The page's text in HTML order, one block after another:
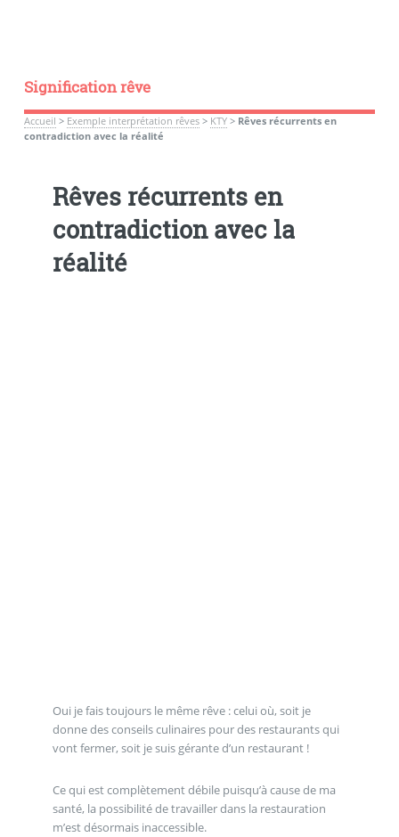
Signification rêve
Accueil > Exemple interprétation rêves> KTY> Rêves récurrents en
contradiction avec la réalité
Rêves récurrents en
contradiction avec la
réalité
Oui je fais toujours le même rêve : celui où, soit je
donne des conseils culinaires pour des restaurants qui
vont fermer, soit je suis gérante d’un restaurant !
Ce qui est complètement débile puisqu’à cause de ma
santé, la possibilité de travailler dans la restauration
m’est désormais inaccessible.